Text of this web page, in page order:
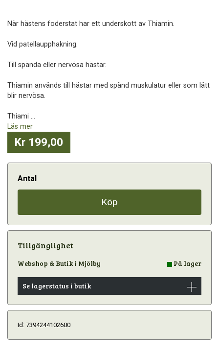
När hästens foderstat har ett underskott av Thiamin.
Vid patellaupphakning.
Till spända eller nervösa hästar.
Thiamin används till hästar med spänd muskulatur eller som lätt
blir nervösa.
Thiami ...
Läs mer
Kr 199,00
Antal
Köp
Tillgänglighet
Webshop & Butik i Mjölby På lager
Se lagerstatus i butik
Id: 7394244102600